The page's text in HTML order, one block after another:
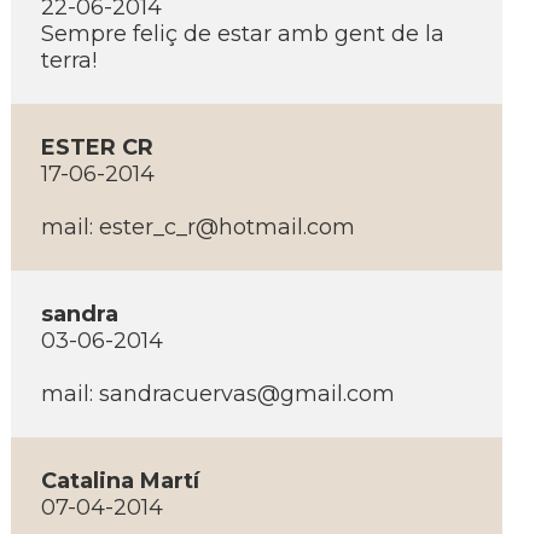
22-06-2014
Sempre feliç de estar amb gent de la
terra!
ESTER CR
17-06-2014
mail: ester_c_r@hotmail.com
sandra
03-06-2014
mail: sandracuervas@gmail.com
Catalina Martí­
07-04-2014